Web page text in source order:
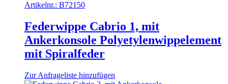
Artikelnr.: B72150
Federwippe Cabrio 1, mit
Ankerkonsole Polyetylenwippelement
mit Spiralfeder
Zur Anfrageliste hinzufügen